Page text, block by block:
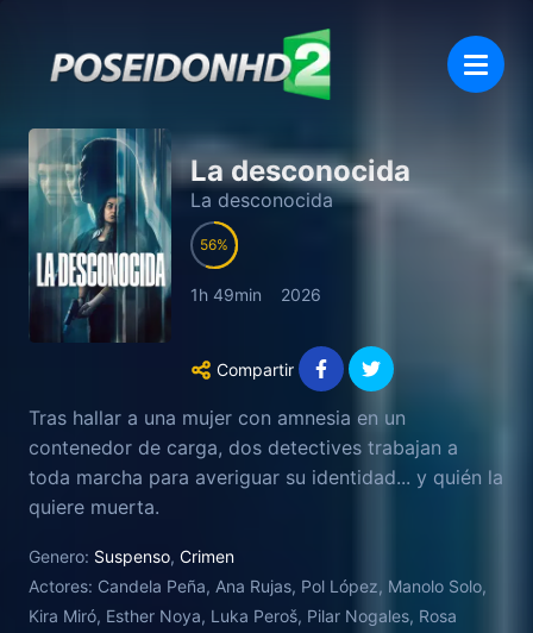
La desconocida
La desconocida
56
1h 49min 2026
Compartir
Tras hallar a una mujer con amnesia en un
contenedor de carga, dos detectives trabajan a
toda marcha para averiguar su identidad... y quién la
quiere muerta.
Genero: Suspenso, Crimen
Actores: Candela Peña, Ana Rujas, Pol López, Manolo Solo,
Kira Miró, Esther Noya, Luka Peroš, Pilar Nogales, Rosa